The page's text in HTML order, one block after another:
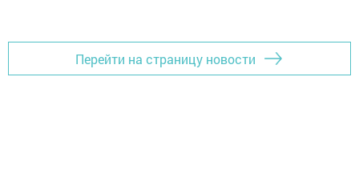
Перейти на страницу новости